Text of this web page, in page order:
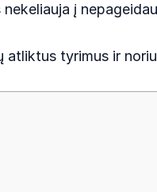
į
atliktus tyrimus ir